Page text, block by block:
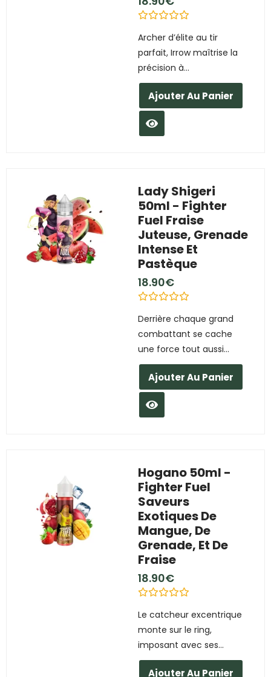
o
e
0
s
u
Archer d’élite au tir
parfait, Irrow maîtrise la
précision à...
Ajouter Au Panier
Lady Shigeri
50ml - Fighter
Fuel Fraise
Juteuse, Grenade
Intense Et
Pastèque
18.90€
o
e
0
s
u
Derrière chaque grand
combattant se cache
une force tout aussi...
Ajouter Au Panier
Hogano 50ml -
Fighter Fuel
Saveurs
Exotiques De
Mangue, De
Grenade, Et De
Fraise
18.90€
o
e
0
s
u
Le catcheur excentrique
monte sur le ring,
imposant avec ses...
Ajouter Au Panier